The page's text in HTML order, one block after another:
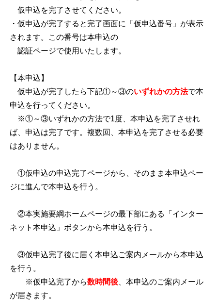
仮申込を完了させてください。
・仮申込が完了すると完了画面に「仮申込番号」が表示
されます。この番号は本申込の
認証ページで使用いたします。
【本申込】
仮申込が完了したら下記①～③のいずれかの方法で本
申込を行ってください。
※①～③いずれかの方法で1度、本申込を完了させれ
ば、申込は完了です。複数回、本申込を完了させる必要
はありません。
①仮申込の申込完了ページから、そのまま本申込ペー
ジに進んで本申込を行う。
②本実施要綱ホームページの最下部にある「インター
ネット本申込」ボタンから本申込を行う。
③仮申込完了後に届く本申込ご案内メールから本申込
を行う。
※仮申込完了から数時間後 、本申込のご案内メール
が届きます。